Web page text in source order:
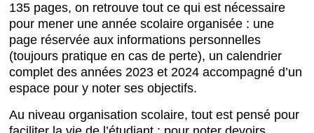
135 pages, on retrouve tout ce qui est nécessaire
pour mener une année scolaire organisée : une
page réservée aux informations personnelles
(toujours pratique en cas de perte), un calendrier
complet des années 2023 et 2024 accompagné d’un
espace pour y noter ses objectifs.
Au niveau organisation scolaire, tout est pensé pour